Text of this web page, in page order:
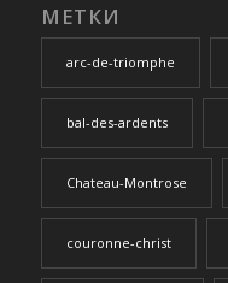
МЕТКИ
arc-de-triomphe
bal-des-ardents
Chateau-Montrose
couronne-christ